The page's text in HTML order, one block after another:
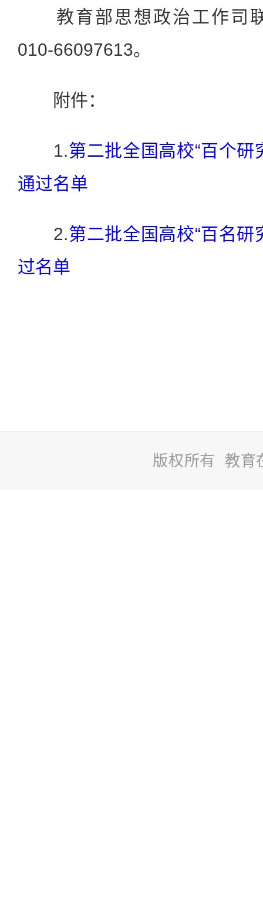
教育部思想政治工作司
010-66097613。
附件：
1.第二批全国高校“百个研
通过名单
2.第二批全国高校“百名研
过名单
版权所有 教育